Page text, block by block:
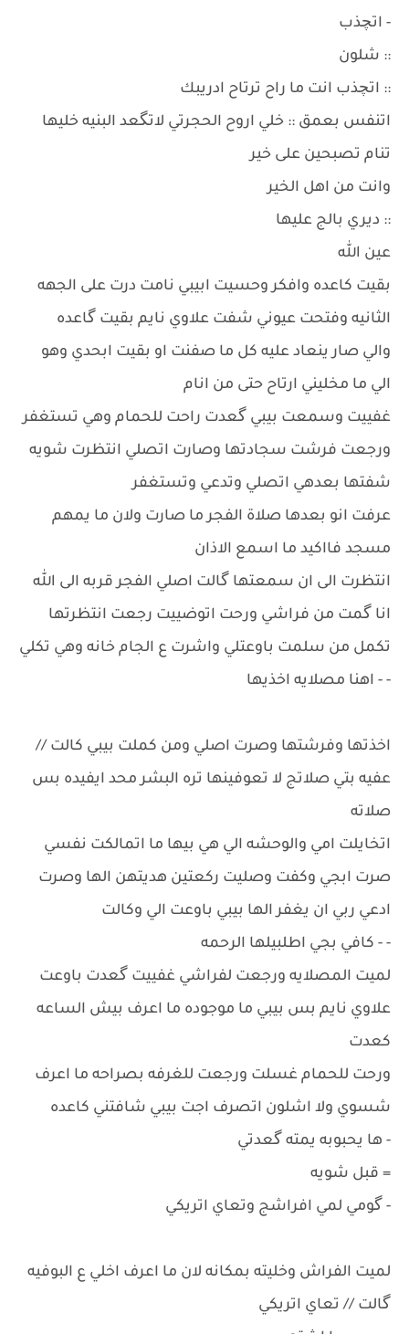
- اتچذب
:: شلون
:: اتچذب انت ما راح ترتاح ادريبك
اتنفس بعمق :: خلي اروح الحجرتي لاتگعد البنيه خليها
تنام تصبحين على خير
وانت من اهل الخير
:: ديري بالج عليها
عين الله
بقيت كاعده وافكر وحسيت ابيبي نامت درت على الجهه
الثانيه وفتحت عيوني شفت علاوي نايم بقيت گاعده
والي صار ينعاد عليه كل ما صفنت او بقيت ابحدي وهو
الي ما مخليني ارتاح حتى من انام
غفييت وسمعت بيبي گعدت راحت للحمام وهي تستغفر
ورجعت فرشت سجادتها وصارت اتصلي انتظرت شويه
شفتها بعدهي اتصلي وتدعي وتستغفر
عرفت انو بعدها صلاة الفجر ما صارت ولان ما يمهم
مسجد فااكيد ما اسمع الاذان
انتظرت الى ان سمعتها گالت اصلي الفجر قربه الى الله
انا گمت من فراشي ورحت اتوضييت رجعت انتظرتها
تكمل من سلمت باوعتلي واشرت ع الجام خانه وهي تكلي
- - اهنا مصلايه اخذيها
اخذتها وفرشتها وصرت اصلي ومن كملت بيبي كالت //
عفيه بتي صلاتج لا تعوفينها تره البشر محد ايفيده بس
صلاته
اتخايلت امي والوحشه الي هي بيها ما اتمالكت نفسي
صرت ابجي وكفت وصليت ركعتين هديتهن الها وصرت
ادعي ربي ان يغفر الها بيبي باوعت الي وكالت
- - كافي بجي اطلبيلها الرحمه
لميت المصلايه ورجعت لفراشي غفييت گعدت باوعت
علاوي نايم بس بيبي ما موجوده ما اعرف بيش الساعه
كعدت
ورحت للحمام غسلت ورجعت للغرفه بصراحه ما اعرف
شسوي ولا اشلون اتصرف اجت بيبي شافتني كاعده
- ها يحبوبه يمته گعدتي
= قبل شويه
- گومي لمي افراشج وتعاي اتريكي
لميت الفراش وخليته بمكانه لان ما اعرف اخلي ع البوفيه
گالت // تعاي اتريكي